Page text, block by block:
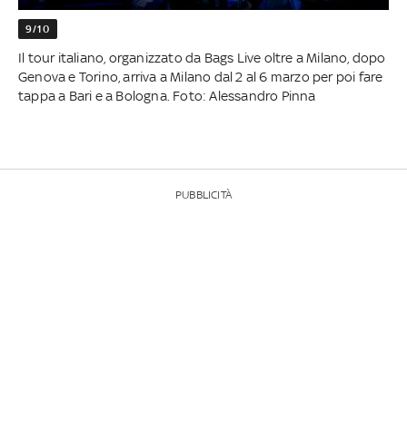
9/10
Il tour italiano, organizzato da Bags Live oltre a Milano, dopo
Genova e Torino, arriva a Milano dal 2 al 6 marzo per poi fare
tappa a Bari e a Bologna. Foto: Alessandro Pinna
PUBBLICITÀ